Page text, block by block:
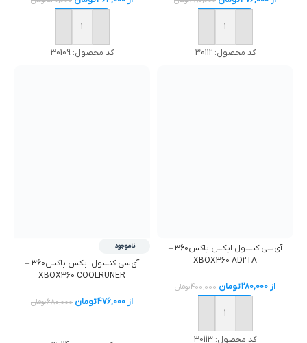
خرید
کد محصول:30112
خرید
کد محصول:30109
آی‌سی کنسول ایکس باکس360 –
XBOX360 AD2TA
از280,000تومان 400,000تومان
خرید
کد محصول: 30113
ناموجود
آی‌سی کنسول ایکس باکس360 –
XBOX360 COOLRUNER
از476,000تومان 680,000تومان